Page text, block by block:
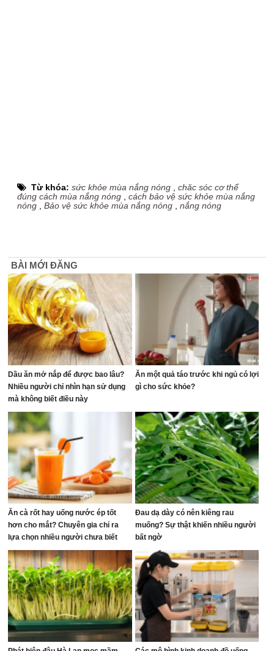
Từ khóa:sức khỏe mùa nắng nóng ,chăc sóc cơ thể
đúng cách mùa nắng nóng ,cách bảo vệ sức khỏe mùa nắng
nóng ,Bảo vệ sức khỏe mùa nắng nóng ,nắng nóng
BÀI MỚI ĐĂNG
Dầu ăn mở nắp để được bao lâu?
Nhiều người chỉ nhìn hạn sử dụng
mà không biết điều này
Ăn một quả táo trước khi ngủ có lợi
gì cho sức khỏe?
Ăn cà rốt hay uống nước ép tốt
hơn cho mắt? Chuyên gia chỉ ra
lựa chọn nhiều người chưa biết
Đau dạ dày có nên kiêng rau
muống? Sự thật khiến nhiều người
bất ngờ